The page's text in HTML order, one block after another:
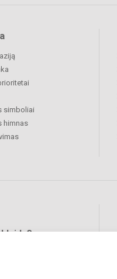
simboliai
himnas